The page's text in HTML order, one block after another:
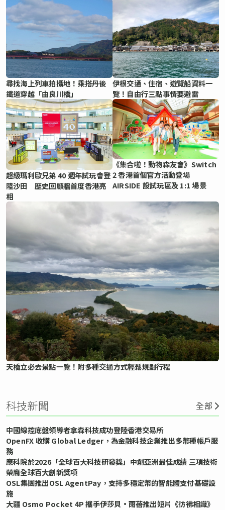
尋找海上列車拍攝地！乘搭丹後
鐵道穿越「由良川橋」
伊根交通、住宿、遊覽船資料一
覽！自由行三點事情要避雷
超級瑪利歐兄弟 40 週年試玩會登
陸沙田 歷史回顧牆首度香港亮
相
《集合啦！動物森友會》Switch
2 香港首個官方活動登場
AIRSIDE 設試玩區及 1:1 場景
天橋立必去景點一覽！附多種交通方式輕鬆規劃行程
科技新聞 全部
中國線控底盤領導者拿森科技成功登陸香港交易所
OpenFX 收購 Global Ledger，為金融科技企業推出多幣種帳戶服
務
應科院於2026「全球百大科技研發獎」中創亞洲最佳成績 三項技術
榮膺全球百大創新獎項
OSL集團推出OSL AgentPay，支持多穩定幣的智能體支付基礎設
施
大疆 Osmo Pocket 4P 攜手伊莎貝•雨蓓推出短片《彷彿相識》